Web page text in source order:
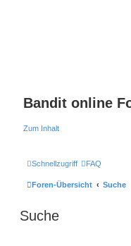
Bandit online
Zum Inhalt
Schnellzugriff FAQ
Foren-Übersicht Suche
Suche